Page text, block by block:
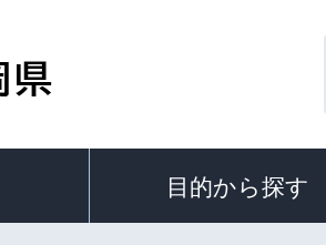
目的から探す